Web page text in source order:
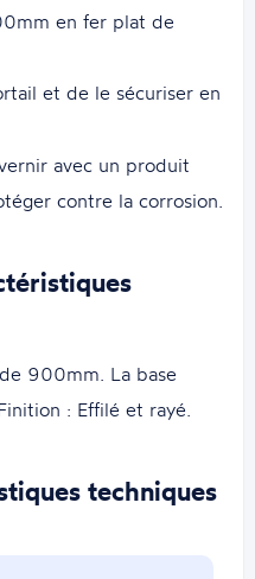
en fer plat de
et de le sécuriser en
avec un produit
contre la corrosion.
900mm. La base
: Effilé et rayé.
techniques